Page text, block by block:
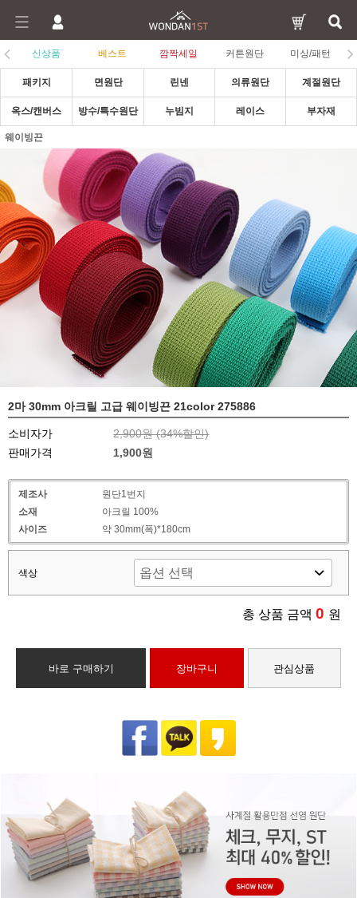
신상품 베스트 깜짝세일 커튼원단 미싱/패턴
패키지 면원단 린넨 의류원단 계절원단
옥스/캔버스 방수/특수원단 누빔지 레이스 부자재
웨이빙끈
2마 30mm 아크릴 고급 웨이빙끈 21color 275886
소비자가 2,900원 (34%할인)
판매가격
1,900원
제조사
원단1번지
소재
아크릴 100%
사이즈
약 30mm(폭)*180cm
색상
총 상품 금액 0 원
바로 구매하기 장바구니 관심상품